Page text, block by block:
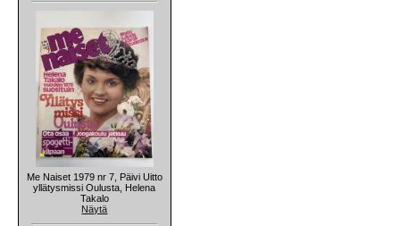
Me Naiset 1979 nr 7, Päivi Uitto
yllätysmissi Oulusta, Helena
Takalo
Näytä